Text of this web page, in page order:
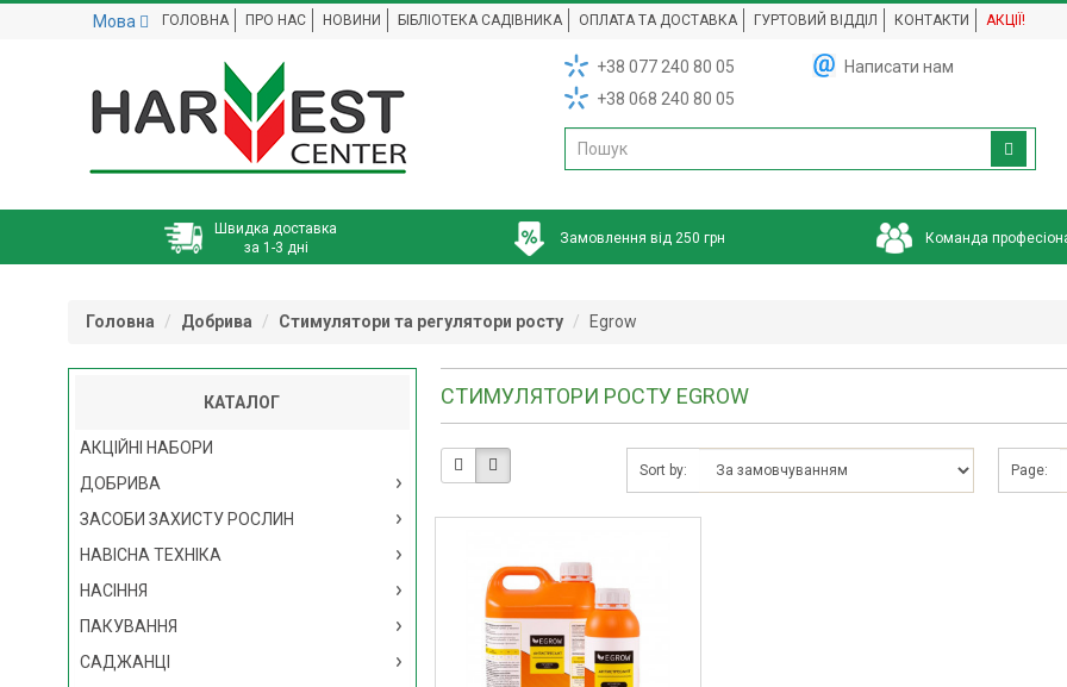
Мова ГОЛОВНА ПРО НАС НОВИНИ БІБЛІОТЕКА САДІВНИКА ОПЛАТА ТА ДОСТАВКА ГУРТОВИЙ ВІДДІЛ КОНТАКТИ АКЦІЇ!
+38 077 240 80 05
+38 068 240 80 05
Написати нам
Швидка доставка
за 1-3 дні
Замовлення від 250 грн Команда
Головна Добрива Стимулятори та регулятори росту Egrow
КАТАЛОГ
АКЦІЙНІ НАБОРИ
ДОБРИВА
ЗАСОБИ ЗАХИСТУ РОСЛИН
НАВІСНА ТЕХНІКА
НАСІННЯ
ПАКУВАННЯ
САДЖАНЦІ
СТИМУЛЯТОРИ РОСТУ EGROW
Sort by: Page: